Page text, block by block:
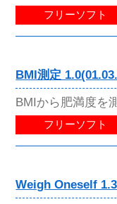
フリーソフト
BMI測定
BMIから肥満度を
フリーソフト
Weigh Oneself